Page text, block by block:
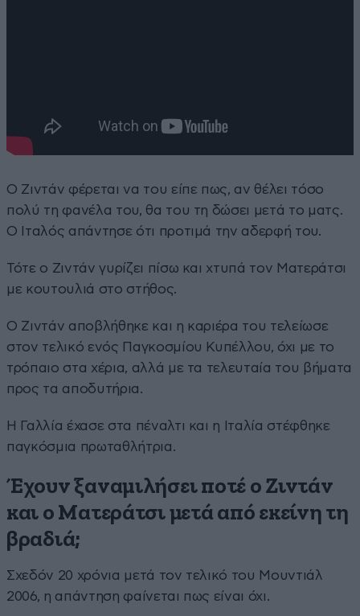
Ο Ζιντάν φέρεται να του είπε πως, αν θέλει τόσο
πολύ τη φανέλα του, θα του τη δώσει μετά το ματς.
Ο Ιταλός απάντησε ότι προτιμά την αδερφή του.
Τότε ο Ζιντάν γυρίζει πίσω και χτυπά τον Ματεράτσι
με κουτουλιά στο στήθος.
Ο Ζιντάν αποβλήθηκε και η καριέρα του τελείωσε
στον τελικό ενός Παγκοσμίου Κυπέλλου, όχι με το
τρόπαιο στα χέρια, αλλά με τα τελευταία του βήματα
προς τα αποδυτήρια.
Η Γαλλία έχασε στα πέναλτι και η Ιταλία στέφθηκε
παγκόσμια πρωταθλήτρια.
Έχουν ξαναμιλήσει ποτέ ο Ζιντάν
και ο Ματεράτσι μετά από εκείνη τη
βραδιά;
Σχεδόν 20 χρόνια μετά τον τελικό του Μουντιάλ
2006, η απάντηση φαίνεται πως είναι όχι.